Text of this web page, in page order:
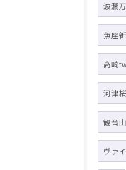
波瀾
魚座
高崎
河津桜
観音山
ヴァ